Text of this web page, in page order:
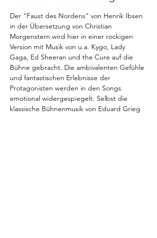
Der "Faust des Nordens" von Henrik Ibsen
in der Übersetzung von Christian
Morgenstern wird hier in einer rockigen
Version mit Musik von u.a. Kygo, Lady
Gaga, Ed Sheeran und the Cure auf die
Bühne gebracht. Die ambivalenten Gefühle
und fantastischen Erlebnisse der
Protagonisten werden in den Songs
emotional widergespiegelt. Selbst die
klassische Bühnenmusik von Eduard Grieg